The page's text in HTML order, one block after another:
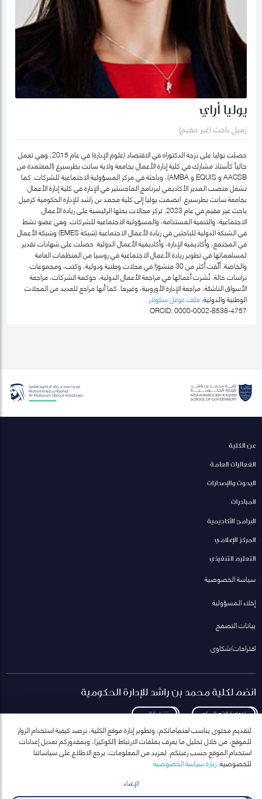
يوليا أراي
زميل باحث (غير مقيم)
حصلت يوليا على درجة الدكتوراه في الاقتصاد (علوم الإدارة) في عام 2015، وهي تعمل
حالياً كأستاذ مشارك في كلية إدارة الأعمال بجامعة ولاية سانت بطرسبرغ (المعتمدة من
AACSB و EQUIS و AMBA)، وباحثة في مركز المسؤولية الاجتماعية للشركات. كما
تشغل منصب المدير الأكاديمي لبرنامج الماجستير في الإدارة في كلية إدارة الأعمال
بجامعة سانت بطرسبرغ. انضمت يوليا إلى كلية محمد بن راشد للإدارة الحكومية كزميل
باحث غير مقيم في عام 2023. تركز مجالات بحثها الرئيسية على ريادة الأعمال
الاجتماعية، والتنمية المستدامة، والمسؤولية الاجتماعية للشركات. وهي عضو نشط
في الشبكة الدولية للباحثين في ريادة الأعمال الاجتماعية (شبكة EMES) وشبكة الأعمال
في المجتمع، وأكاديمية الإدارة، وأكاديمية الأعمال الدولية. حصلت على شهادات تقدير
لمساهماتها في تطوير ريادة الأعمال الاجتماعية في روسيا من المنظمات العامة
والخاصة. ألّفت أكثر من 30 منشورًا في مجلات وطنية ودولية، وكتب، ومجموعات
دراسات حالة. نُشرت أعمالها في مراجعة الأعمال الدولية، حوكمة الشركات، مراجعة
الأسواق الناشئة، مراجعة الإدارة الأوروبية، وغيرها. كما أنها مراجع للعديد من المجلات
الوطنية والدولية.ملف غوغل سكولار
ORCID: 0000-0002-8538-4757
عن الكلية
الفعاليات العامة
البحوث والإصدارات
المبادرات
البرامج الأكاديمية
المركز الإعلامي
التعليم التنفيذي
سياسة الخصوصية
إخلاء المسؤولية
بيانات التصفح
اقتراحات/شكاوى
انضم لكلية محمد بن راشد للإدارة الحكومية
لمعاودة الاتصال بكم تنزيل الكتيب
انضم إلى قائمة مراسلاتنا
ارسال
لتقديم محتوى يناسب اهتماماتكم، وتطوير إدارة موقع الكلية، نرصد كيفية استخدام الزوار
للموقع، من خلال تحليل ما يعرف بملفات الارتباط (الكوكيز)، وبمقدوركم تعديل إعدادات
استخدام الموقع حسب رغبتكم. لمزيد من المعلومات، يرجع الاطلاع على سياساتنا
للخصوصية.زيارة سياسة الخصوصية
الإعداد